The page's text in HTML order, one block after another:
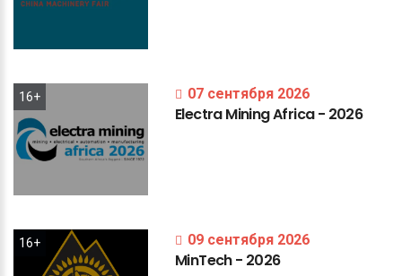
16+ 07 сентября 2026
ElectraMiningAfrica- 2026
16+ 09 сентября 2026
MinTech- 2026